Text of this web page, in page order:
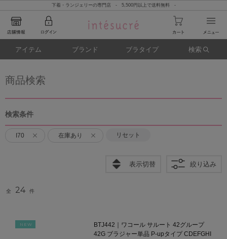
下着・ランジェリーの専門店 - 5,500円以上で送料無料 -
アイテム ブランド ブラタイプ 検索
商品検索
検索条件
I70 在庫あり リセット
表示切替 絞り込み
全 24 件
NEW
BTJ442｜ワコール サルート 42グループ
42G ブラジャー単品 P-upタイプ CDEFGHI